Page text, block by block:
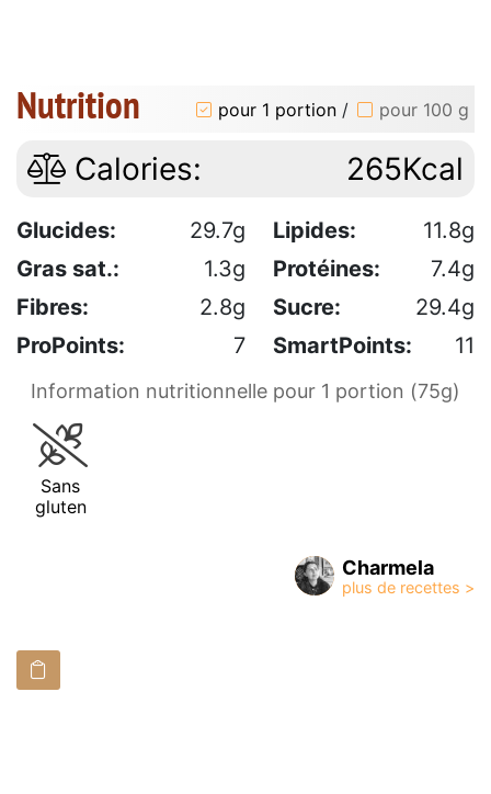
Nutrition pour 1 portion / pour 100 g
Calories: 265Kcal
Glucides: 29.7g Lipides:
11.8g
Gras sat.:
1.3g Protéines:
7.4g
Fibres:
2.8g Sucre:
29.4g
ProPoints:
7 SmartPoints: 11
Information nutritionnelle pour 1 portion (75g)
Sans
gluten
Charmela